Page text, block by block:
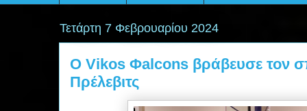
Τετάρτη 7 Φεβρουαρίου 2024
Ο Vikos Φalcons βράβευσε τον
Πρέλεβιτς